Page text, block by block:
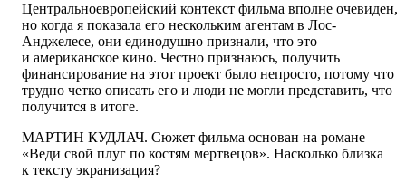
Центральноевропейский контекст фильма вполне очевиден,
но когда я показала его нескольким агентам в Лос-
Анджелесе, они единодушно признали, что это
и американское кино. Честно признаюсь, получить
финансирование на этот проект было непросто, потому что
трудно четко описать его и люди не могли представить, что
получится в итоге.
МАРТИН КУДЛАЧ. Сюжет фильма основан на романе
«Веди свой плуг по костям мертвецов». Насколько близка
к тексту экранизация?